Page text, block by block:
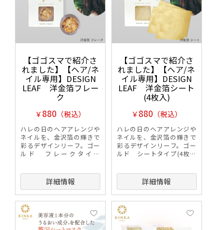
【ゴゴスマで紹介さ
れました】【ヘア/ネ
イル専用】DESIGN
LEAF 洋金箔フレー
ク
￥880 （税込）
ハレの日のヘアアレンジや
ネイルを、金沢箔の輝きで
彩るデザインリーフ。ゴー
ルド フレークタイプ
詳細情報
【ゴゴスマで紹介さ
れました】【ヘア/ネ
イル専用】DESIGN
LEAF 洋金箔シート
(4枚入)
￥880 （税込）
ハレの日のヘアアレンジや
ネイルを、金沢箔の輝きで
彩るデザインリーフ。ゴー
ルド シートタイプ(4枚入
詳細情報